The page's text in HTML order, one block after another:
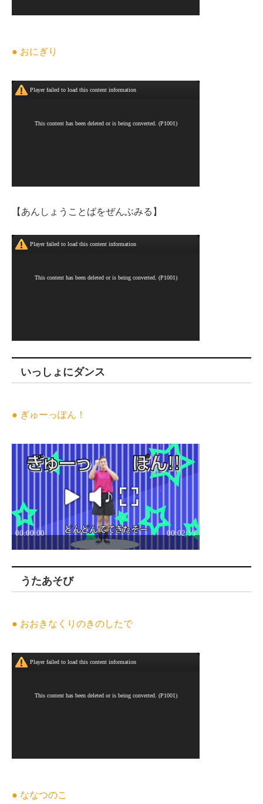
● おにぎり
【あんしょうことばをぜんぶみる】
いっしょにダンス
● ぎゅーっぽん！
うたあそび
● おおきなくりのきのしたで
● ななつのこ